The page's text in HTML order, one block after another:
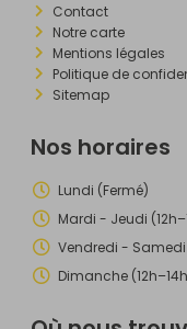
Contact
Notre carte
Mentions légales
Politique de
Sitemap
Nos horaires
Lundi (Fermé)
Mardi - Jeudi
Vendredi - Samedi
Dimanche